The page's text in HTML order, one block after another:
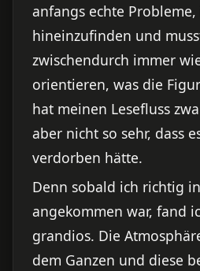
anfangs echte
hineinzufinden und
zwischendurch immer
orientieren, was die
hat meinen Lesefluss
aber nicht so sehr, dass
verdorben hätte.
Denn sobald ich richtig
angekommen war, fand
grandios. Die
dem Ganzen und diese